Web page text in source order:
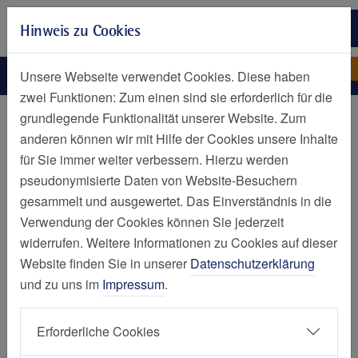
Zur Hauptnavigation springen
Zum Seiteninhalt springen
Zum Seitenende springen
ZertifizierungElisabeth-Krankenhaus Essen
Über uns
Zertifizierte Qualität
Im März 1999 wurde das Elisabeth-Krankenhaus als
Akademisches Lehrkrankenhaus nach DIN EN 9001
zertifiziert. Die Elisabeth Krankenhaus Essen GmbH hat im
Juni 2007 die Zertifizierung nach dem Reglement der KTQ
aufgegangen und gewährleistet weiterhin die
Hinweis zu Cookies
Unsere Webseite verwendet Cookies. Diese haben
zwei Funktionen: Zum einen sind sie erforderlich für die
grundlegende Funktionalität unserer Website. Zum
anderen können wir mit Hilfe der Cookies unsere Inhalte
für Sie immer weiter verbessern. Hierzu werden
pseudonymisierte Daten von Website-Besuchern
gesammelt und ausgewertet. Das Einverständnis in die
Verwendung der Cookies können Sie jederzeit
widerrufen. Weitere Informationen zu Cookies auf dieser
Website finden Sie in unserer Datenschutzerklärung
und zu uns im Impressum.
Erforderliche Cookies